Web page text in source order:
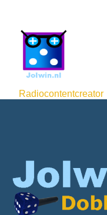
Radiocontentcreator